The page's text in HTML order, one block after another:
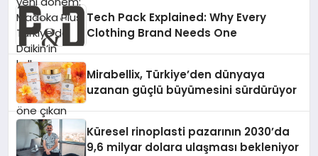
teknolojilerle donatılmış son modeli
VRV kontrol ünitesi Madoka Plus
Türkiye’de satışa sunuldu. Tam
dokunmatik ekranı, mobil uygulama
desteği ve akıllı sensör entegrasyonu
sayesinde iklimlendirme sistemlerinin
yönetimini daha kolay, konforlu ve
verimli hale getiriyor. Enerji
verimliliğini artırırken modern yaşam
Tech Pack Explained: Why Every
Clothing Brand Needs One
Mirabellix, Türkiye’den dünyaya
uzanan güçlü büyümesini sürdürüyor
Küresel rinoplasti pazarının 2030’da
9,6 milyar dolara ulaşması bekleniyor